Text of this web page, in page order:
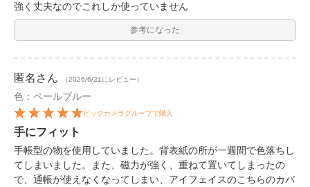
強く丈夫なのでこれしか使っていません
参考になった
匿名 さん （2026/6/21にレビュー）
色：ペールブルー
ビックカメラグループで購入
手にフィット
手帳型の物を使用していました。背表紙の所が一週間で色落ちし
てしまいました。また、磁力が強く、重ねて置いてしまったの
で、通帳が使えなくなってしまい、アイフェイスのこちらのカバ